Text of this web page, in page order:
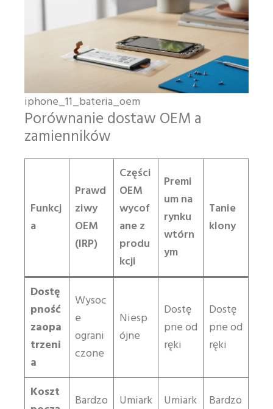
iphone_11_bateria_oem
Porównanie dostaw OEM a
zamienników
Funkcj
a
Prawd
ziwy
OEM
(IRP)
Części
OEM
wycof
ane z
produ
kcji
Premi
um na
rynku
wtórn
ym
Tanie
klony
Dostę
pność
zaopa
trzeni
a
Wysoc
e
ograni
czone
Niesp
ójne
Dostę
pne od
ręki
Dostę
pne od
ręki
Koszt
Bardzo Umiark Umiark Bardzo